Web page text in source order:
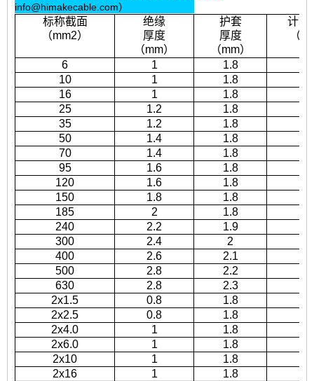
info@himakecable.com）
标称截面
（mm2）
绝缘
厚度
（mm）
护套
厚度
（mm）
计算
（
6 1 1.8
10
1 1.8
16
1 1.8
25
1.2 1.8
35
1.2 1.8
50
1.4 1.8
70
1.4 1.8
95
1.6 1.8
120
1.6 1.8
150
1.8 1.8
185
2 1.8
240
2.2 1.9
300
2.4 2
400
2.6 2.1
500
2.8 2.2
630
2.8 2.3
2x1.5
0.8 1.8
2x2.5
0.8 1.8
2x4.0
1 1.8
2x6.0
1 1.8
2x10
1 1.8
2x16
1 1.8